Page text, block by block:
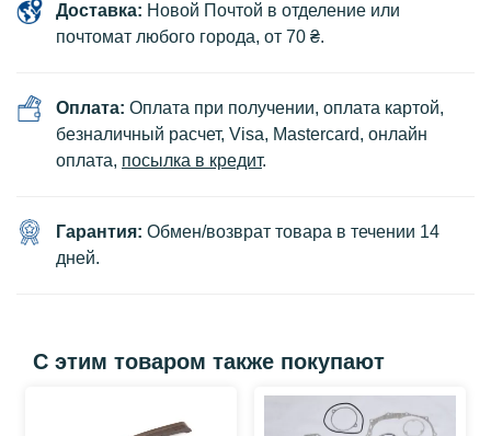
Доставка: Новой Почтой в отделение или
почтомат любого города, от 70 ₴.
Оплата: Оплата при получении, оплата картой,
безналичный расчет, Visa, Mastercard, онлайн
оплата, посылка в кредит.
Гарантия: Обмен/возврат товара в течении 14
дней.
С этим товаром также покупают